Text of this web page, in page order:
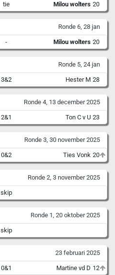
tie Milou wolters 20
Ronde 6, 28 jan
- Milou wolters 20
Ronde 5, 24 jan
3&2 Hester M 28
Ronde 4, 13 december 2025
2&1 Ton C v U 23
Ronde 3, 30 november 2025
0&2 Ties Vonk 20
Ronde 2, 3 november 2025
skip
Ronde 1, 20 oktober 2025
skip
23 februari 2025
0&1 Martine vd D 12